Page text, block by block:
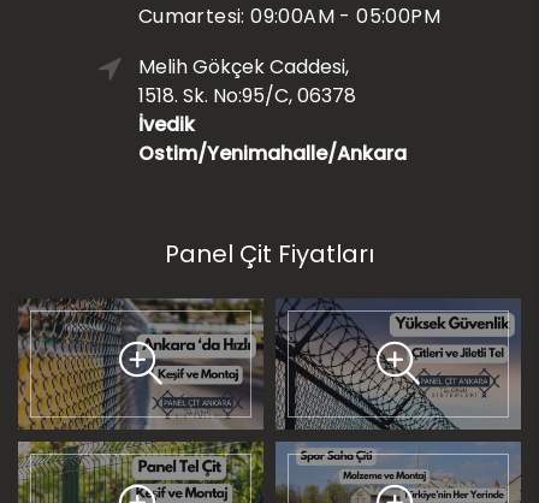
Cumartesi: 09:00AM - 05:00PM
Melih Gökçek Caddesi,
1518. Sk. No:95/C, 06378
İvedik
Ostim/Yenimahalle/Ankara
Panel Çit Fiyatları